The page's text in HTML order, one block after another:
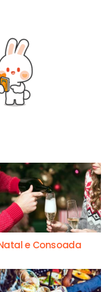
e Consoada